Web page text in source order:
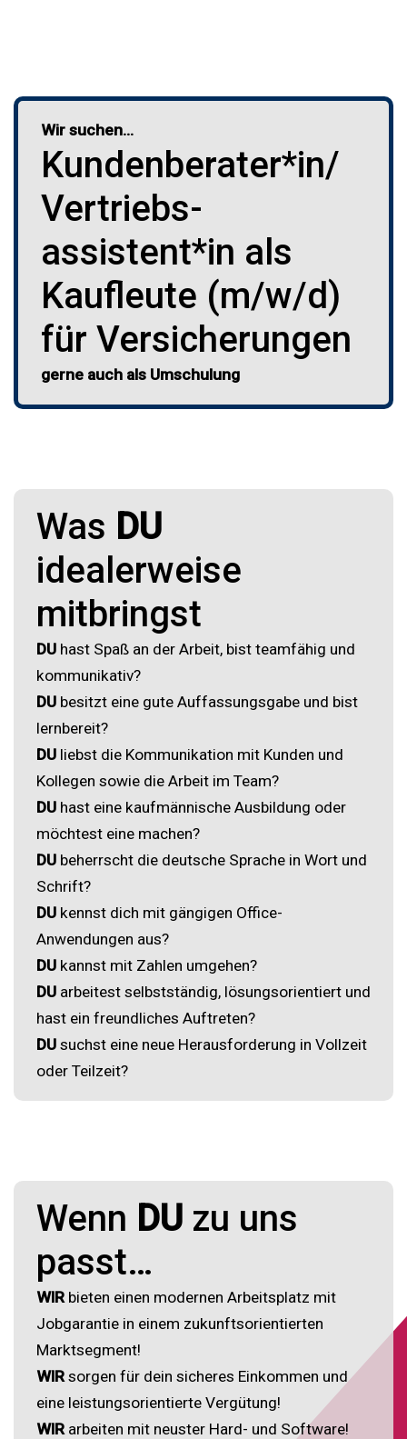
Wir suchen…
Kunden­berater*in/
Vertriebs­
assistent*in als
Kaufleute (m/w/d)
für Versicherungen
gerne auch als Umschulung
Was DU
idealerweise
mitbringst
DU hast Spaß an der Arbeit, bist teamfähig und
kommunikativ?
DU besitzt eine gute Auffassungsgabe und bist
lernbereit?
DU liebst die Kommunikation mit Kunden und
Kollegen sowie die Arbeit im Team?
DU hast eine kaufmännische Ausbildung oder
möchtest eine machen?
DU beherrscht die deutsche Sprache in Wort und
Schrift?
DU kennst dich mit gängigen Office-
Anwendungen aus?
DU kannst mit Zahlen umgehen?
DU arbeitest selbstständig, lösungsorientiert und
hast ein freundliches Auftreten?
DU suchst eine neue Herausforderung in Vollzeit
oder Teilzeit?
Wenn DU zu uns
passt…
WIR bieten einen modernen Arbeitsplatz mit
Jobgarantie in einem zukunftsorientierten
Marktsegment!
WIR sorgen für dein sicheres Einkommen und
eine leistungsorientierte Vergütung!
WIR arbeiten mit neuster Hard- und Software!